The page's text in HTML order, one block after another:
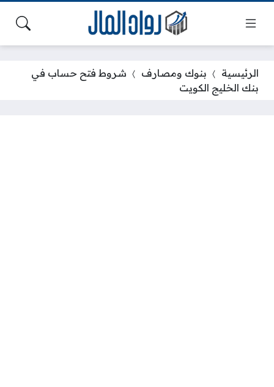
الرئيسية بنوك ومصارف
شروط فتح حساب في
بنك الخليج الكويت